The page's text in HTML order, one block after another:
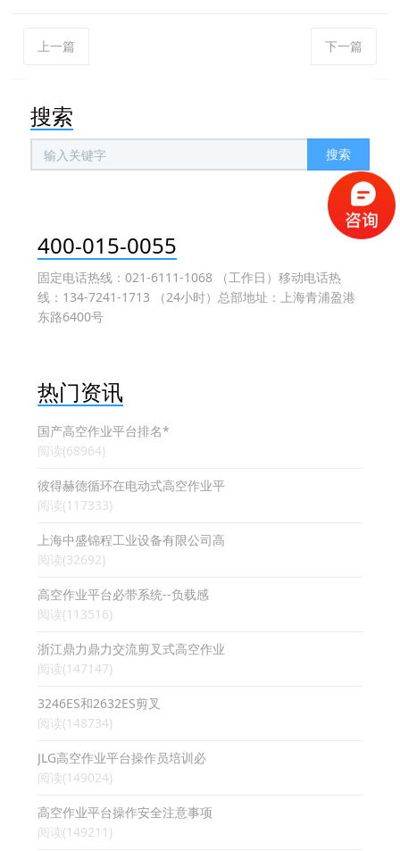
上一篇 下一篇
搜索
搜索
400-015-0055
固定电话热线：021-6111-1068 （工作日）移动电话热
线：134-7241-1713 （24小时）总部地址：上海青浦盈港
东路6400号
热门资讯
国产高空作业平台排名*
阅读(68964)
彼得赫德循环在电动式高空作业平
阅读(117333)
上海中盛锦程工业设备有限公司高
阅读(32692)
高空作业平台必带系统--负载感
阅读(113516)
浙江鼎力鼎力交流剪叉式高空作业
阅读(147147)
3246ES和2632ES剪叉
阅读(148734)
JLG高空作业平台操作员培训必
阅读(149024)
高空作业平台操作安全注意事项
阅读(149211)